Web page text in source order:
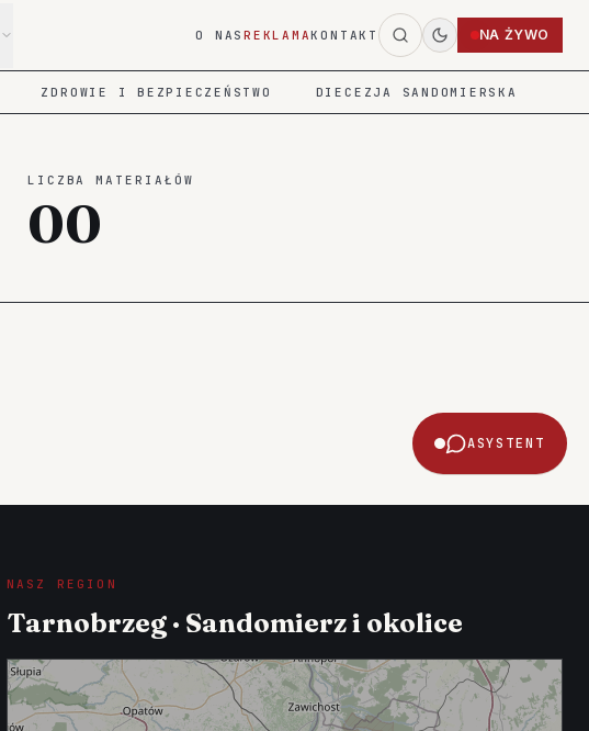
ASYSTENT
O NASREKLAMAKONTAKT NA ŻYWO
ZDROWIE I BEZPIECZEŃSTWO DIECEZJA SANDOMIERSKA
LICZBA MATERIAŁÓW
00
NASZ REGION
Tarnobrzeg · Sandomierz i okolice